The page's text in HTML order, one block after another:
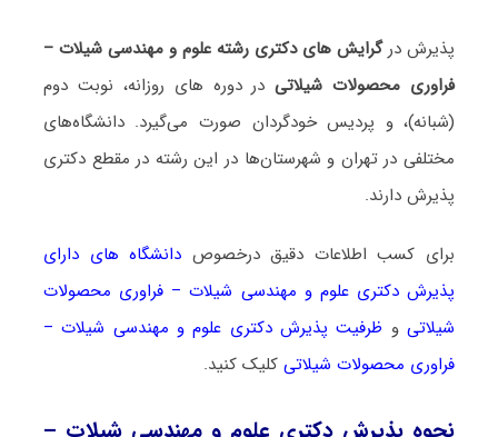
پذیرش درگرایش های دکتری رشته علوم و مهندسی شیلات –
ﻓﺮاوری ﻣﺤﺼﻮﻻت شیلاتیدر دوره های روزانه، نوبت دوم
(شبانه)، و پردیس خودگردان صورت می‌گیرد. دانشگاه‌های
مختلفی در تهران و شهرستان‌ها در این رشته در مقطع دکتری
پذیرش دارند.
برای کسب اطلاعات دقیق درخصوص دانشگاه های دارای
پذیرش دکتری علوم و مهندسی شیلات – ﻓﺮاوری ﻣﺤﺼﻮﻻت
شیلاتیو ظرفیت پذیرش دکتری علوم و مهندسی شیلات –
ﻓﺮاوری ﻣﺤﺼﻮﻻت شیلاتیکلیک کنید.